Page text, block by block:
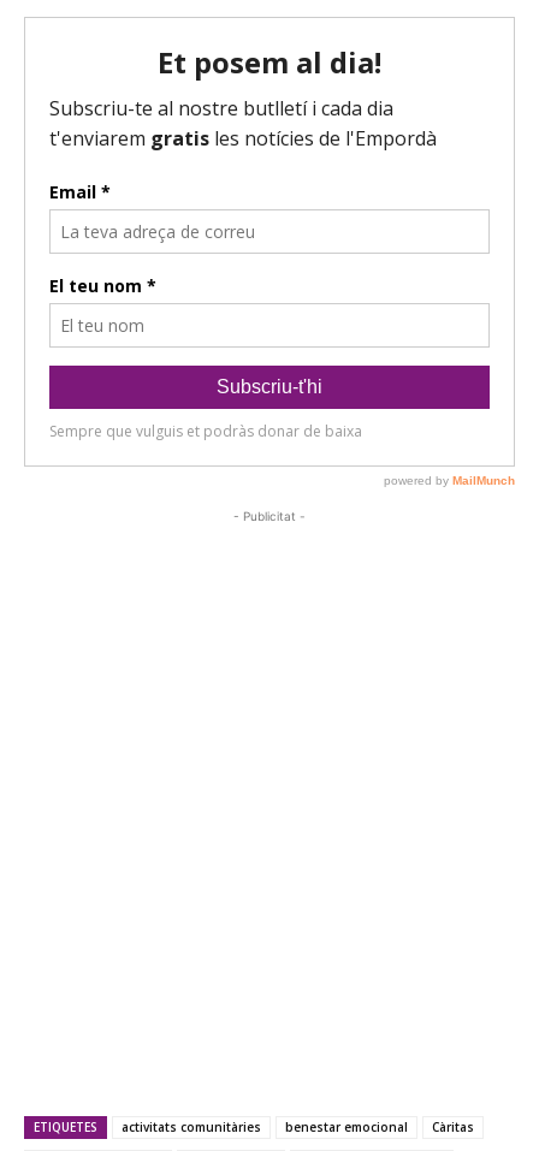
- Publicitat -
ETIQUETES activitats comunitàries benestar emocional Càritas